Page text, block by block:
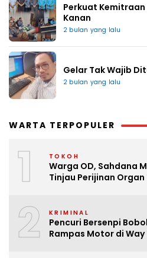
Perkuat Kemitraan
Kanan
2 bulan yang lalu
Gelar Tak Wajib
2 bulan yang lalu
WARTA TERPOPULER
1 TOKOH
Warga OD, Sahdana
Tinjau Perijinan
2 KRIMINAL
Pencuri Bersenpi
Rampas Motor di